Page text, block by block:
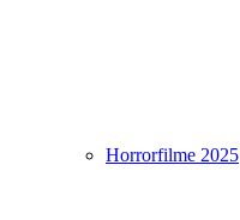
Horrorfilme 2025